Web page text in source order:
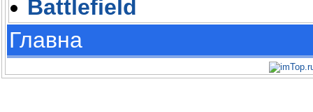
Battlefield
Главна